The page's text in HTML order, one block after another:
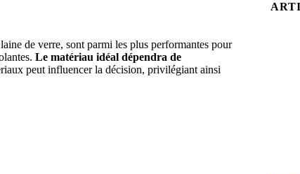
de verre, sont parmi les plus performantes pour
Le matériau idéal dépendra de
peut influencer la décision, privilégiant ainsi